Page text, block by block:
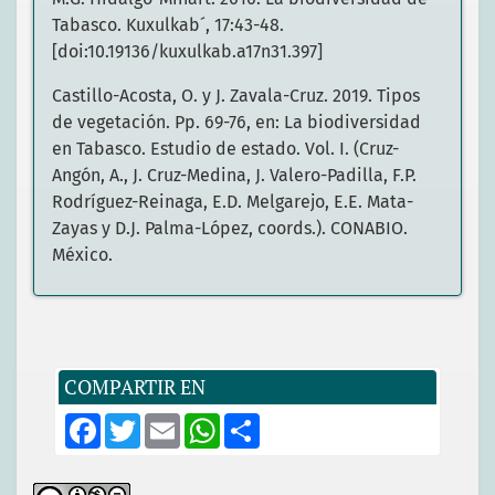
COMPARTIR EN
F
T
w
E
m
W
S
Tabasco. Kuxulkab´, 17:43-48.
[doi:10.19136/kuxulkab.a17n31.397]
Castillo-Acosta, O. y J. Zavala-Cruz. 2019. Tipos
de vegetación. Pp. 69-76, en: La biodiversidad
en Tabasco. Estudio de estado. Vol. I. (Cruz-
Angón, A., J. Cruz-Medina, J. Valero-Padilla, F.P.
Rodríguez-Reinaga, E.D. Melgarejo, E.E. Mata-
Zayas y D.J. Palma-López, coords.). CONABIO.
México.
Gómez-Nisino, A. 2006. Ficha técnica de Potos
ECOL-2000, (Medellín R., ed.). México. Instituto
de Ecología, unam, conabio. Bases de datos
snib-conabio. Proyecto W005. Disponible en:
fichasnom/Potosflavus00.pdf